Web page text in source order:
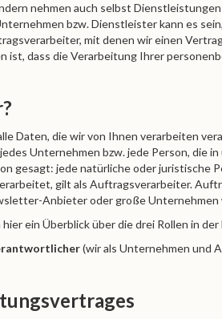
nehmen auch selbst
bzw. Dienstleister kann es
mit denen wir einen
ist, dass die Verarbeitung Ihrer
Daten, die wir von Ihnen verarbeiten
Unternehmen bzw. jede Person, die
gesagt: jede natürliche oder juristische
gilt als Auftragsverarbeiter.
Anbieter oder große
ein Überblick über die drei Rollen in der
(wir als Unternehmen und